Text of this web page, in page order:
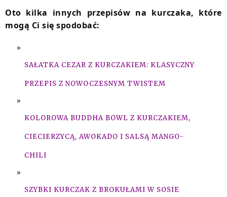
Oto kilka innych przepisów na kurczaka, które
mogą Ci się spodobać:
SAŁATKA CEZAR Z KURCZAKIEM: KLASYCZNY
PRZEPIS Z NOWOCZESNYM TWISTEM
KOLOROWA BUDDHA BOWL Z KURCZAKIEM,
CIECIERZYCĄ, AWOKADO I SALSĄ MANGO-
CHILI
SZYBKI KURCZAK Z BROKUŁAMI W SOSIE